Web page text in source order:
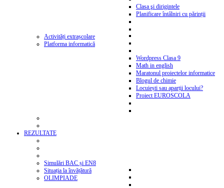
Clasa şi dirigintele
Planificare întâlniri cu părinții
Activități extrașcolare
Platforma informatică
Wordpress Clasa 9
Math in english
Maratonul proiectelor informatice
Blogul de chimie
Locuiești sau aparții locului?
Proiect EUROSCOLA
REZULTATE
Simulări BAC și EN8
Situația la învățătură
OLIMPIADE